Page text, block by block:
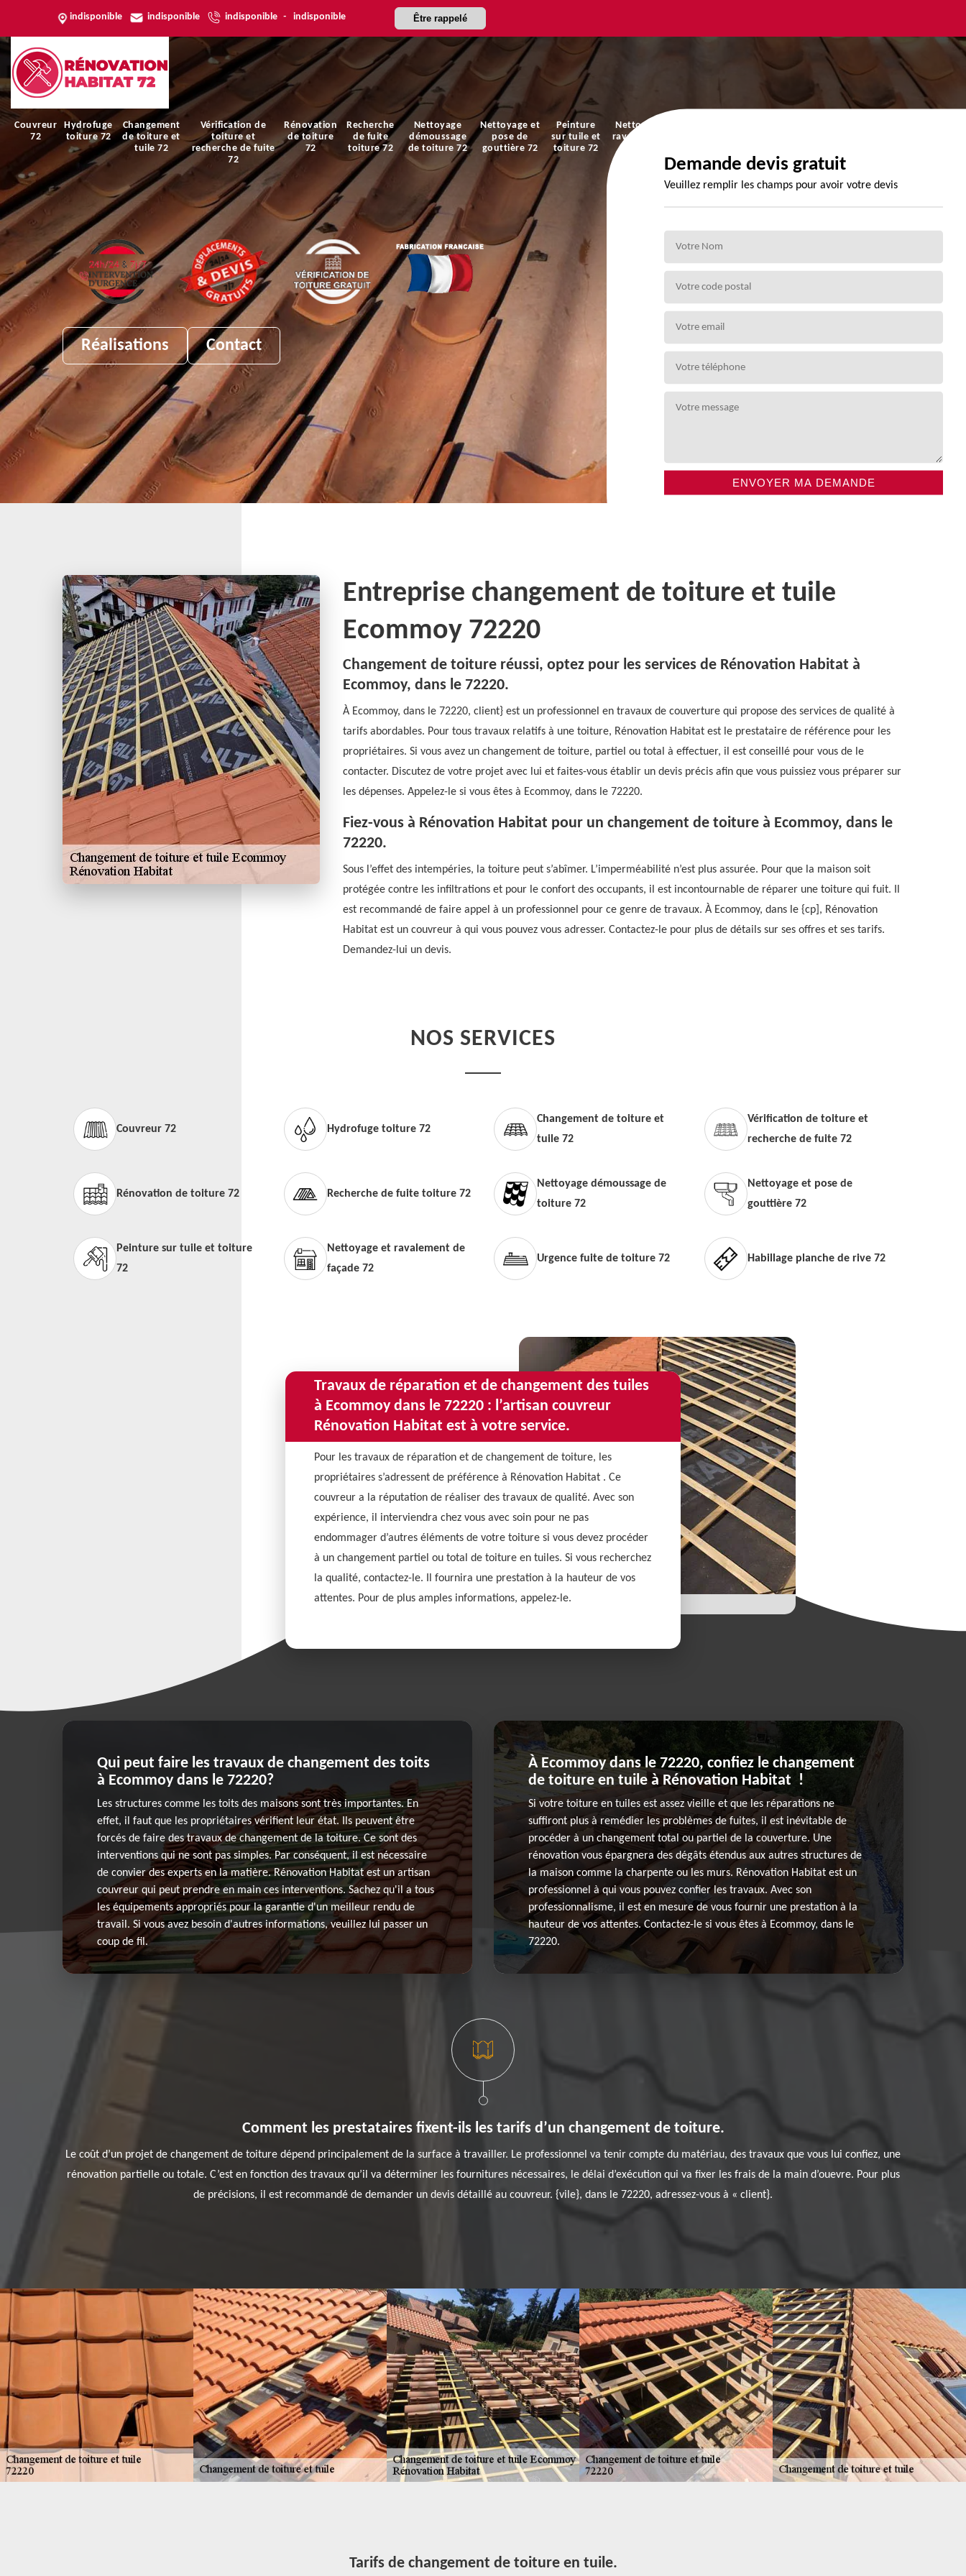
indisponible indisponible indisponible - indisponible Être rappelé
Couvreur
72
Hydrofuge
toiture 72
Changement
de toiture et
tuile 72
Vérification de
toiture et
recherche de fuite
72
Rénovation
de toiture
72
Recherche
de fuite
toiture 72
Nettoyage
démoussage
de toiture 72
Nettoyage et
pose de
gouttière 72
Peinture
sur tuile et
toiture 72
Nettoyage et
ravalement de
Réalisations Contact
Demande devis gratuit
Veuillez remplir les champs pour avoir votre devis
Entreprise changement de toiture et tuile
Ecommoy 72220
Changement de toiture réussi, optez pour les services de Rénovation Habitat à
Ecommoy, dans le 72220.
À Ecommoy, dans le 72220, client} est un professionnel en travaux de couverture qui propose des services de qualité à
tarifs abordables. Pour tous travaux relatifs à une toiture, Rénovation Habitat est le prestataire de référence pour les
propriétaires. Si vous avez un changement de toiture, partiel ou total à effectuer, il est conseillé pour vous de le
contacter. Discutez de votre projet avec lui et faites-vous établir un devis précis afin que vous puissiez vous préparer sur
les dépenses. Appelez-le si vous êtes à Ecommoy, dans le 72220.
Fiez-vous à Rénovation Habitat pour un changement de toiture à Ecommoy, dans le
72220.
Sous l’effet des intempéries, la toiture peut s’abîmer. L’imperméabilité n’est plus assurée. Pour que la maison soit
protégée contre les infiltrations et pour le confort des occupants, il est incontournable de réparer une toiture qui fuit. Il
est recommandé de faire appel à un professionnel pour ce genre de travaux. À Ecommoy, dans le {cp], Rénovation
Habitat est un couvreur à qui vous pouvez vous adresser. Contactez-le pour plus de détails sur ses offres et ses tarifs.
Demandez-lui un devis.
NOS SERVICES
Couvreur 72 Hydrofuge toiture 72
Changement de toiture et
tuile 72
Vérification de toiture et
recherche de fuite 72
Rénovation de toiture 72 Recherche de fuite toiture 72
Nettoyage démoussage de
toiture 72
Nettoyage et pose de
gouttière 72
Peinture sur tuile et toiture
72
Nettoyage et ravalement de
façade 72
Urgence fuite de toiture 72 Habillage planche de rive 72
Travaux de réparation et de changement des tuiles
à Ecommoy dans le 72220 : l’artisan couvreur
Rénovation Habitat est à votre service.
Pour les travaux de réparation et de changement de toiture, les
propriétaires s’adressent de préférence à Rénovation Habitat . Ce
couvreur a la réputation de réaliser des travaux de qualité. Avec son
expérience, il interviendra chez vous avec soin pour ne pas
endommager d’autres éléments de votre toiture si vous devez procéder
à un changement partiel ou total de toiture en tuiles. Si vous recherchez
la qualité, contactez-le. Il fournira une prestation à la hauteur de vos
attentes. Pour de plus amples informations, appelez-le.
Qui peut faire les travaux de changement des toits
à Ecommoy dans le 72220?
Les structures comme les toits des maisons sont très importantes. En
effet, il faut que les propriétaires vérifient leur état. Ils peuvent être
forcés de faire des travaux de changement de la toiture. Ce sont des
interventions qui ne sont pas simples. Par conséquent, il est nécessaire
de convier des experts en la matière. Rénovation Habitat est un artisan
couvreur qui peut prendre en main ces interventions. Sachez qu'il a tous
les équipements appropriés pour la garantie d'un meilleur rendu de
travail. Si vous avez besoin d'autres informations, veuillez lui passer un
coup de fil.
À Ecommoy dans le 72220, confiez le changement
de toiture en tuile à Rénovation Habitat !
Si votre toiture en tuiles est assez vieille et que les réparations ne
suffiront plus à remédier les problèmes de fuites, il est inévitable de
procéder à un changement total ou partiel de la couverture. Une
rénovation vous épargnera des dégâts étendus aux autres structures de
la maison comme la charpente ou les murs. Rénovation Habitat est un
professionnel à qui vous pouvez confier les travaux. Avec son
professionnalisme, il est en mesure de vous fournir une prestation à la
hauteur de vos attentes. Contactez-le si vous êtes à Ecommoy, dans le
72220.
Comment les prestataires fixent-ils les tarifs d’un changement de toiture.
Le coût d’un projet de changement de toiture dépend principalement de la surface à travailler. Le professionnel va tenir compte du matériau, des travaux que vous lui confiez, une
rénovation partielle ou totale. C’est en fonction des travaux qu’il va déterminer les fournitures nécessaires, le délai d’exécution qui va fixer les frais de la main d’ouevre. Pour plus
de précisions, il est recommandé de demander un devis détaillé au couvreur. {vile}, dans le 72220, adressez-vous à « client}.
Tarifs de changement de toiture en tuile.